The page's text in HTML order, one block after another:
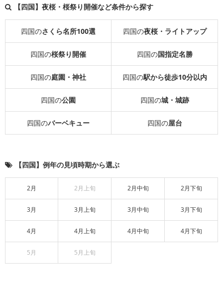
【四国】夜桜・桜祭り開催など条件から探す
四国のさくら名所100選 四国の夜桜・ライトアップ
四国の桜祭り開催 四国の国指定名勝
四国の庭園・神社 四国の駅から徒歩10分以内
四国の公園 四国の城・城跡
四国のバーベキュー 四国の屋台
【四国】例年の見頃時期から選ぶ
2月 2月上旬 2月中旬 2月下旬
3月 3月上旬 3月中旬 3月下旬
4月 4月上旬 4月中旬 4月下旬
5月 5月上旬